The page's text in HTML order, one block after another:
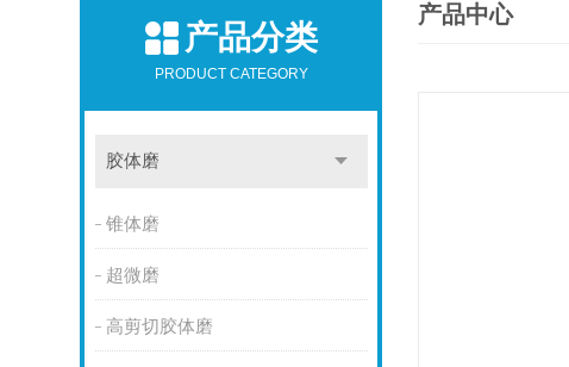
产品分类
PRODUCT CATEGORY
胶体磨
锥体磨
超微磨
高剪切胶体磨
产品中心